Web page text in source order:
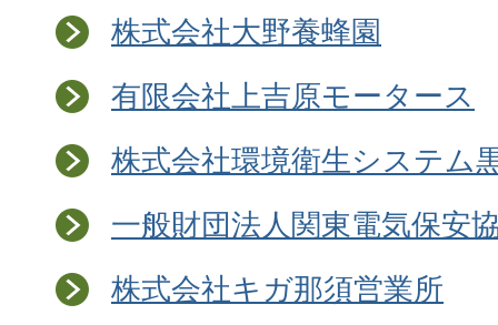
株式会社大野養蜂園
有限会社上吉原モータース
株式会社環境衛生システム
一般財団法人関東電気保安
株式会社キガ那須営業所